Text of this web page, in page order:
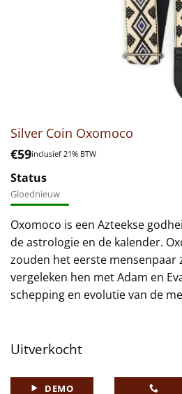
Silver Coin Oxomoco
€59inclusief 21% BTW
Status
Gloednieuw
Oxomoco is een Azteekse
de astrologie en de kalender.
zouden het eerste mensenpaar
vergeleken hen met Adam en
schepping en evolutie van de
Uitverkocht
DEMO